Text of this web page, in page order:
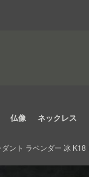
仏像 ネックレス
ント ラベンダー 冰